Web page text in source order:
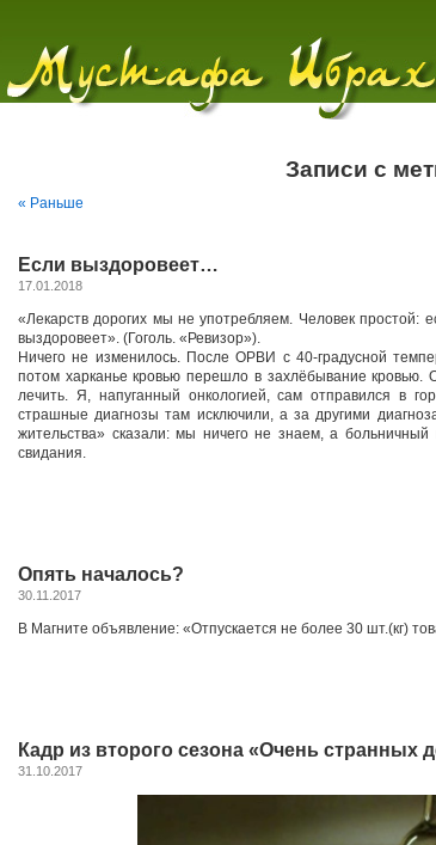
Записи с
« Раньше
Если выздоровеет…
17.01.2018
«Лекарств дорогих мы не употребляем. Человек простой:
выздоровеет». (Гоголь. «Ревизор»).
Ничего не изменилось. После ОРВИ с 40-градусной
потом харканье кровью перешло в захлёбывание
лечить. Я, напуганный онкологией, сам отправился в
страшные диагнозы там исключили, а за другими
жительства» сказали: мы ничего не знаем, а
свидания.
Опять началось?
30.11.2017
В Магните объявление: «Отпускается не более 30 шт.(кг)
Кадр из второго сезона «Очень странных
31.10.2017